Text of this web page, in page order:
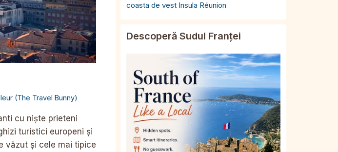
(The Travel Bunny)
cu niște prieteni
turistici europeni și
văzut și cele mai tipice
coasta de vest Insula Réunion
Descoperă Sudul Franței